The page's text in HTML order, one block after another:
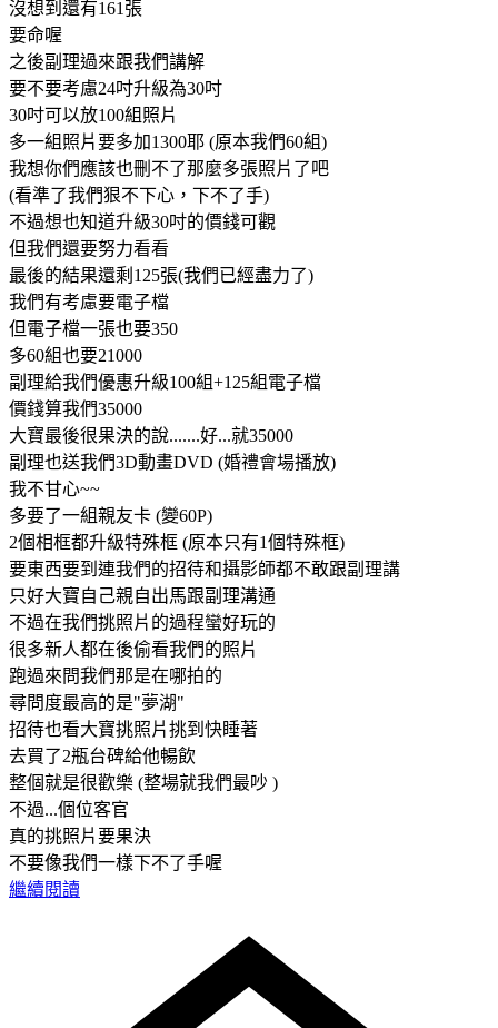
沒想到還有161張
要命喔
之後副理過來跟我們講解
要不要考慮24吋升級為30吋
30吋可以放100組照片
多一組照片要多加1300耶 (原本我們60組)
我想你們應該也刪不了那麼多張照片了吧
(看準了我們狠不下心，下不了手)
不過想也知道升級30吋的價錢可觀
但我們還要努力看看
最後的結果還剩125張(我們已經盡力了)
我們有考慮要電子檔
但電子檔一張也要350
多60組也要21000
副理給我們優惠升級100組+125組電子檔
價錢算我們35000
大寶最後很果決的說.......好...就35000
副理也送我們3D動畫DVD (婚禮會場播放)
我不甘心~~
多要了一組親友卡 (變60P)
2個相框都升級特殊框 (原本只有1個特殊框)
要東西要到連我們的招待和攝影師都不敢跟副理講
只好大寶自己親自出馬跟副理溝通
不過在我們挑照片的過程蠻好玩的
很多新人都在後偷看我們的照片
跑過來問我們那是在哪拍的
尋問度最高的是"夢湖"
招待也看大寶挑照片挑到快睡著
去買了2瓶台碑給他暢飲
整個就是很歡樂 (整場就我們最吵 )
不過...個位客官
真的挑照片要果決
不要像我們一樣下不了手喔
繼續閱讀